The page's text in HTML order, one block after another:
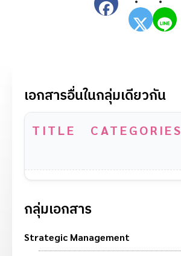
กลุ่มเอกสาร
Strategic Management
เอกสารอื่นในกลุ่มเดียวกัน
TITLE CATEGORIES